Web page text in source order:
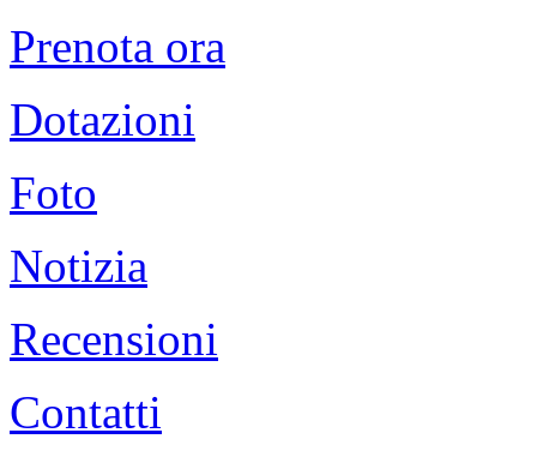
Prenota ora
Dotazioni
Foto
Notizia
Recensioni
Contatti